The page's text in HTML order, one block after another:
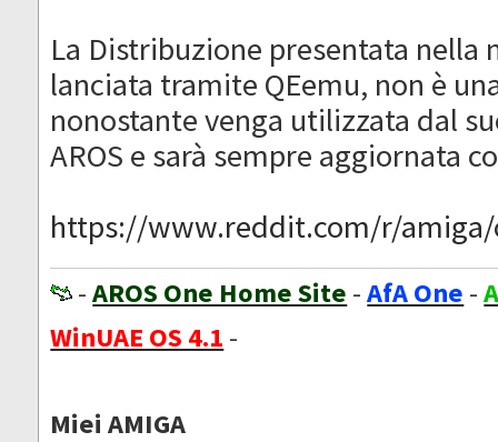
La Distribuzione presentata nella
lanciata tramite QEemu, non è
nonostante venga utilizzata dal
AROS e sarà sempre aggiornata
https://www.reddit.com/r/
-AROS One Home Site -AfA One -
WinUAE OS 4.1 -
Miei AMIGA